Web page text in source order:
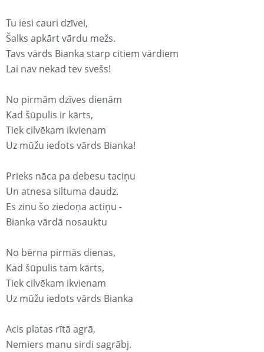
Tu iesi cauri dzīvei,
Šalks apkārt vārdu mežs.
Tavs vārds Bianka starp citiem vārdiem
Lai nav nekad tev svešs!
No pirmām dzīves dienām
Kad šūpulis ir kārts,
Tiek cilvēkam ikvienam
Uz mūžu iedots vārds Bianka!
Prieks nāca pa debesu taciņu
Un atnesa siltuma daudz.
Es zinu šo ziedoņa actiņu -
Bianka vārdā nosauktu
No bērna pirmās dienas,
Kad šūpulis tam kārts,
Tiek cilvēkam ikvienam
Uz mūžu iedots vārds Bianka
Acis platas rītā agrā,
Nemiers manu sirdi sagrābj.